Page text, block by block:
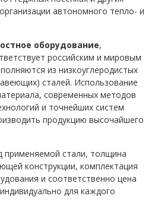
автономного тепло- и
оборудование,
российским и мировым
из низкоуглеродистых
сталей. Использование
современных методов
и точнейших систем
продукцию высочайшего
применяемой стали, толщина
конструкции, комплектация
и соответственно цена
для каждого